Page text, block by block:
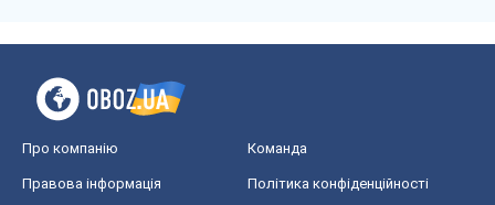
Про компанію Команда
Правова інформація Політика конфіденційності